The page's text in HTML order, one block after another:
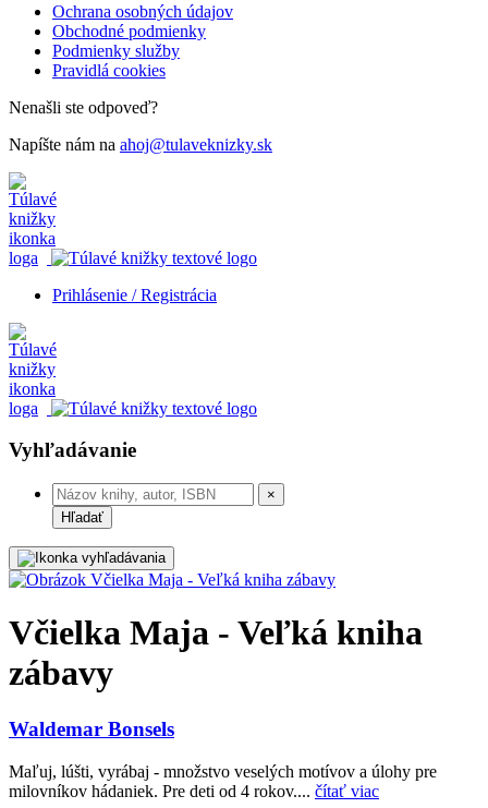
Ochrana osobných údajov
Obchodné podmienky
Podmienky služby
Pravidlá cookies
Nenašli ste odpoveď?
Napíšte nám na ahoj@tulaveknizky.sk
Prihlásenie / Registrácia
Vyhľadávanie
×
Hľadať
Včielka Maja - Veľká kniha
zábavy
Waldemar Bonsels
Maľuj, lúšti, vyrábaj - množstvo veselých motívov a úlohy pre
milovníkov hádaniek. Pre deti od 4 rokov.... čítať viac